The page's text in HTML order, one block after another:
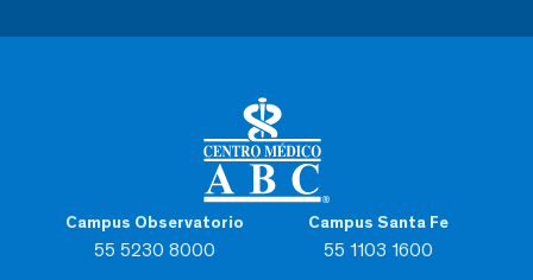
Campus Observatorio
55 5230 8000
Campus Santa Fe
55 1103 1600